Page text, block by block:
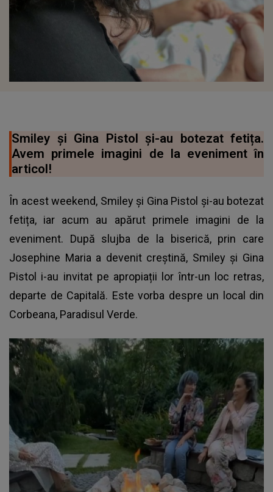
Smiley și Gina Pistol și-au botezat fetița.
Avem primele imagini de la eveniment în
articol!
În acest weekend, Smiley și Gina Pistol și-au botezat
fetița, iar acum au apărut primele imagini de la
eveniment. După slujba de la biserică, prin care
Josephine Maria a devenit creștină, Smiley și Gina
Pistol i-au invitat pe apropiații lor într-un loc retras,
departe de Capitală. Este vorba despre un local din
Corbeana, Paradisul Verde.